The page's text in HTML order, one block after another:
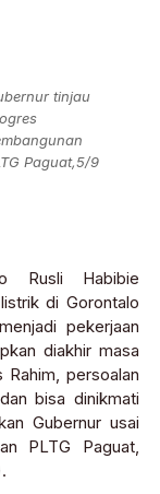
tinjau
Paguat,5/9
Rusli Habibie
di Gorontalo
pekerjaan
diakhir masa
Rahim, persoalan
bisa dinikmati
Gubernur usai
PLTG Paguat,